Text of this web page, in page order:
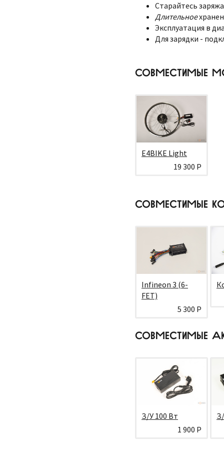
Старайтесь
Длительное
Эксплуатация в
Для зарядки -
СОВМЕСТИМЫЕ
E4BIKE Light
19 300 Р
СОВМЕСТИМЫЕ
Infineon 3 (6-
FET)
5 300 Р
СОВМЕСТИМЫЕ
З/У 100 Вт
1 900 Р